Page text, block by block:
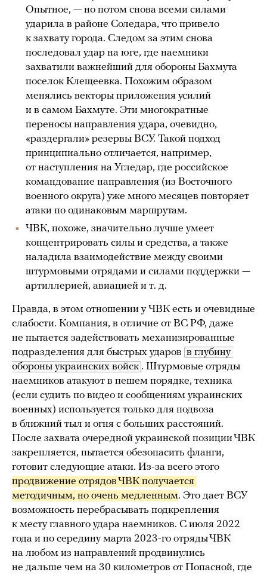
Опытное, — но потом снова всеми силами
ударила в районе Соледара, что привело
к захвату города. Следом за этим снова
последовал удар на юге, где наемники
захватили важнейший для обороны Бахмута
поселок Клещеевка. Похожим образом
менялись векторы приложения усилий
и в самом Бахмуте. Эти многократные
переносы направления удара, очевидно,
«раздергали» резервы ВСУ. Такой подход
принципиально отличается, например,
от наступления на Угледар, где российское
командование направления (из Восточного
военного округа) уже много месяцев повторяет
атаки по одинаковым маршрутам.
ЧВК, похоже, значительно лучше умеет
концентрировать силы и средства, а также
наладила взаимодействие между своими
штурмовыми отрядами и силами поддержки —
артиллерией, авиацией и т. д.
Правда, в этом отношении у ЧВК есть и очевидные
слабости. Компания, в отличие от ВС РФ, даже
не пытается задействовать механизированные
подразделения для быстрых ударов в глубину
обороны украинских войск . Штурмовые отряды
наемников атакуют в пешем порядке, техника
(если судить по видео и сообщениям украинских
военных) используется только для подвоза
в ближний тыл и огня с больших расстояний.
После захвата очередной украинской позиции ЧВК
закрепляется, пытается обезопасить фланги,
готовит следующие атаки. Из-за всего этого
продвижение отрядов ЧВК получается
методичным, но очень медленным. Это дает ВСУ
возможность перебрасывать подкрепления
к месту главного удара наемников. С июля 2022
года и по середину марта 2023-го отряды ЧВК
на любом из направлений продвинулись
не дальше чем на 30 километров от Попасной, где